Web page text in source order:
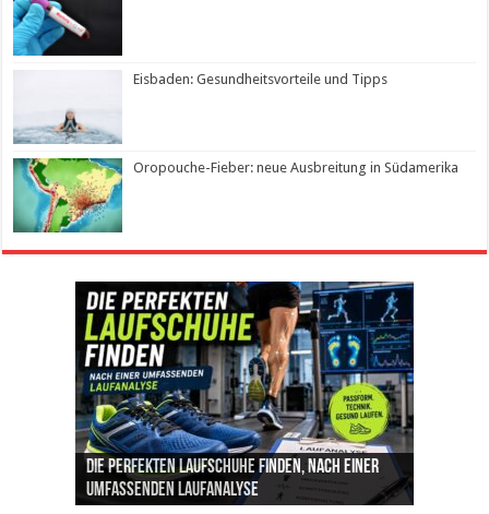
Eisbaden: Gesundheitsvorteile und Tipps
Oropouche-Fieber: neue Ausbreitung in Südamerika
Die perfekten Laufschuhe finden, nach einer
umfassenden Laufanalyse
Intelligente ZYCLE-Bikes: Indoor-Training mit
Präzision, Leistung und Vertrauen
Insemination (IUI): Ablauf, Erfolgschancen und
Kosten im Überblick
Cannabis als Medizin: Wie es Schmerzen, Stress
und Schlaf im Alltag beeinflusst
Leben mit Inkontinenz: Tipps für mehr
Sicherheit im Alltag